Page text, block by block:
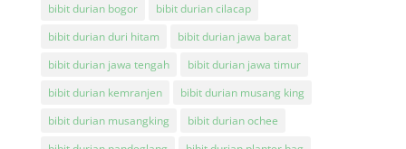
bibit durian bogor
bibit durian cilacap
bibit durian duri hitam
bibit durian jawa barat
bibit durian jawa tengah
bibit durian jawa timur
bibit durian kemranjen
bibit durian musang king
bibit durian musangking
bibit durian ochee